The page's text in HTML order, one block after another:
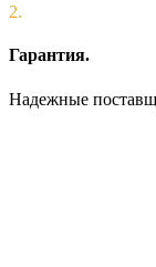
2.
Гарантия.
Надежные